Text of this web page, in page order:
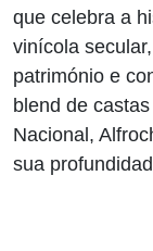
que celebra a
vinícola
património e
blend de
Nacional,
sua